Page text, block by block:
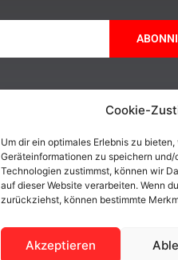
Cookie-
Um dir ein optimales Erlebnis zu
Geräteinformationen zu speichern
Technologien zustimmst, können wir
auf dieser Website verarbeiten. Wenn
zurückziehst, können bestimmte
Akzeptieren